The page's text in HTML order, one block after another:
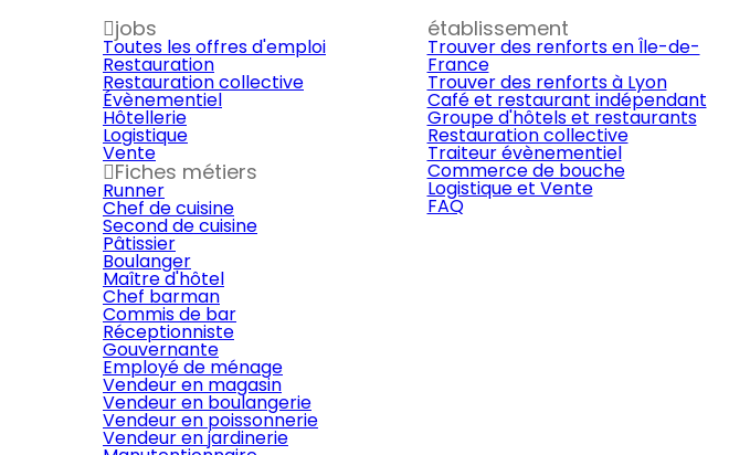
jobs
Toutes les offres d'emploi
Restauration
Restauration collective
Évènementiel
Hôtellerie
Logistique
Vente
Fiches métiers
Runner
Chef de cuisine
Second de cuisine
Pâtissier
Boulanger
Maître d'hôtel
Chef barman
Commis de bar
Réceptionniste
Gouvernante
Employé de ménage
Vendeur en magasin
Vendeur en boulangerie
Vendeur en poissonnerie
Vendeur en jardinerie
établissement
Trouver des renforts en Île-de-
France
Trouver des renforts à Lyon
Café et restaurant indépendant
Groupe d'hôtels et restaurants
Restauration collective
Traiteur évènementiel
Commerce de bouche
Logistique et Vente
FAQ